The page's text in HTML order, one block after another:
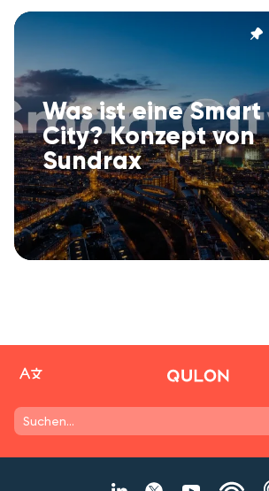
Was ist eine Smart
City? Konzept von
Sundrax